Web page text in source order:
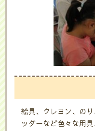
絵具、クレヨン、の
ッダーなど色々な用